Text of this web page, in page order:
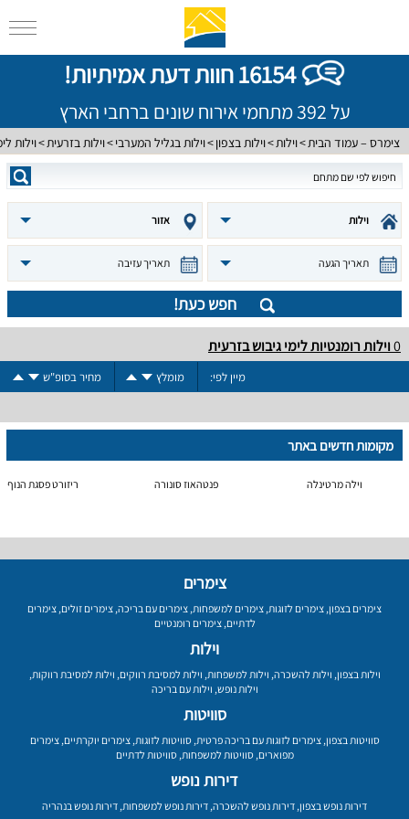
16154 חוות דעת אמיתיות!
על 392 מתחמי אירוח שונים ברחבי הארץ
צימרס – עמוד הבית וילות וילות בצפון וילות בגליל המערבי וילות בזרעית וילות
וילות אזור
תאריך הגעה תאריך עזיבה
חפש כעת!
0וילות רומנטיות לימי גיבוש בזרעית
מיין לפי: מומלץ מחיר בסופ"ש
מקומות חדשים באתר
וילה מרטינלה פנטהאוז סונורה ריזורט פסגת הנוף
צימרים
צימרים בצפון, צימרים לזוגות, צימרים למשפחות, צימרים עם בריכה, צימרים זולים, צימרים
לדתיים,צימרים רומנטיים
וילות
וילות בצפון, וילות להשכרה, וילות למשפחות, וילות למסיבת רווקים, וילות למסיבת רווקות,
וילות נופש, וילות עם בריכה
סוויטות
סוויטות בצפון,צימרים לזוגות עם בריכה פרטית,סוויטות לזוגות,צימרים יוקרתיים,צימרים
מפוארים,סוויטות למשפחות,סוויטות לדתיים
דירות נופש
דירות נופש בצפון, דירות נופש להשכרה, דירות נופש למשפחות, דירות נופש בנהריה